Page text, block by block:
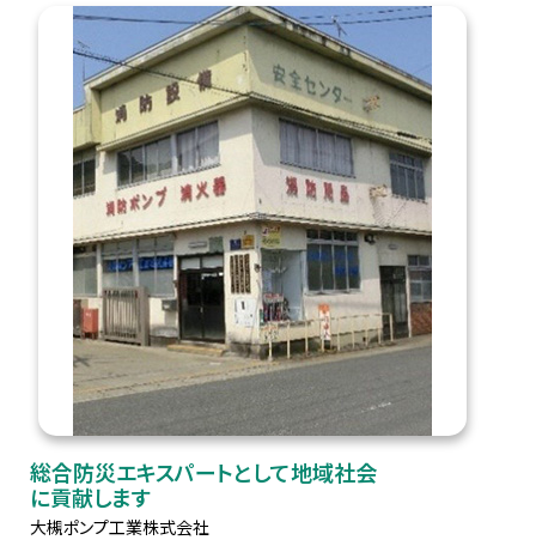
総合防災エキスパートとして地域社会
に貢献します
大槻ポンプ工業株式会社